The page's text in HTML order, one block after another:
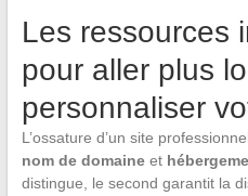
Les ressources
pour aller plus
personnaliser
L’ossature d’un site
nom de domaineet
distingue, le second garantit la